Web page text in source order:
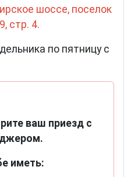
шоссе, поселок
стр. 4.
по пятницу с
ваш приезд с
иметь: